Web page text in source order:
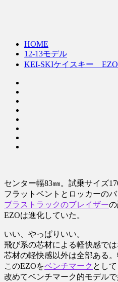
HOME
12-13モデル
KEI-SKIケイスキー
センター幅83㎜。試乗サイズ
フラットベントとロッカーの
ブラストラックのブレイザー
EZOは進化していた。
いい、やっぱりいい。
飛び系の芯材による軽快感で
芯材の軽快感以外は全部ある
このEZOをベンチマーク とし
改めてベンチマーク的モデルで